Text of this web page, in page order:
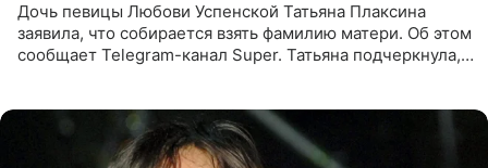
Дочь певицы Любови Успенской Татьяна Плаксина
заявила, что собирается взять фамилию матери. Об этом
сообщает Telegram-канал Super. Татьяна подчеркнула,